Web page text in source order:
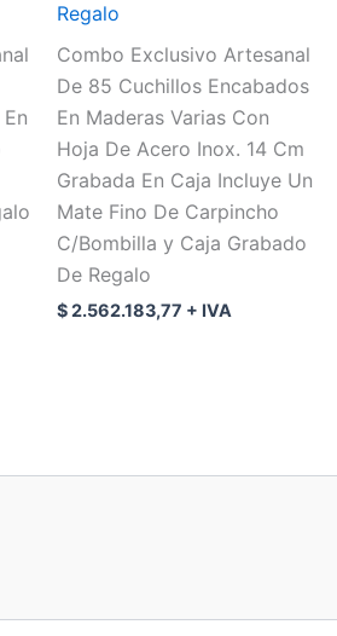
Regalo
Combo Exclusivo Artesanal
De 85 Cuchillos Encabados
En Maderas Varias Con
Hoja De Acero Inox. 14 Cm
Grabada En Caja Incluye Un
Mate Fino De Carpincho
C/Bombilla y Caja Grabado
De Regalo
$2.562.183,77 + IVA